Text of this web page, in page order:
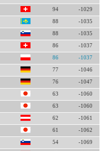
94 -1029
88 -1035
88 -1035
86 -1037
86 -1037
77 -1046
76 -1047
63 -1060
63 -1060
62 -1061
61 -1062
54 -1069